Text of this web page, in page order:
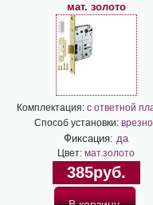
мат. золото
Комплектация: с ответной
Способ установки:
Фиксация: да
Цвет: мат.золото
385руб.